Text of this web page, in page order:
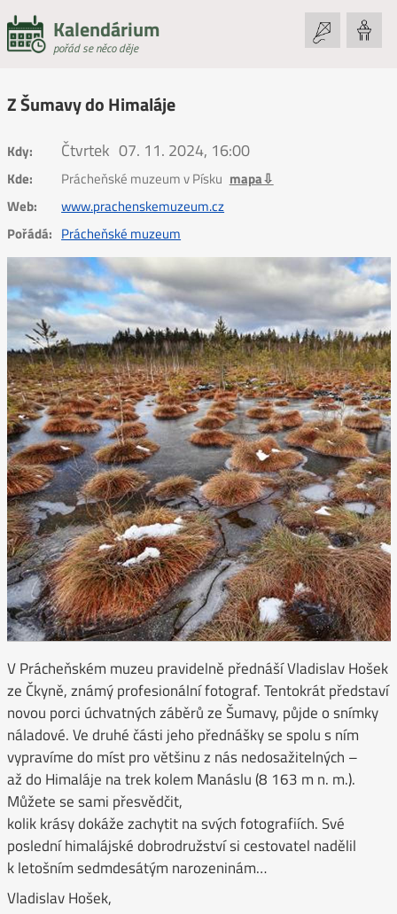
Kalendárium
pořád se něco děje
Z Šumavy do Himaláje
Kdy: Čtvrtek 07. 11. 2024, 16:00
Kde: Prácheňské muzeum v Písku mapa⇩
Web:
www.prachenskemuzeum.cz
Pořádá: Prácheňské muzeum
V Prácheňském muzeu pravidelně přednáší Vladislav Hošek
ze Čkyně, známý profesionální fotograf. Tentokrát představí
novou porci úchvatných záběrů ze Šumavy, půjde o snímky
náladové. Ve druhé části jeho přednášky se spolu s ním
vypravíme do míst pro většinu z nás nedosažitelných –
až do Himaláje na trek kolem Manáslu (8 163 m n. m.).
Můžete se sami přesvědčit,
kolik krásy dokáže zachytit na svých fotografiích. Své
poslední himalájské dobrodružství si cestovatel nadělil
k letošním sedmdesátým narozeninám…
Vladislav Hošek,